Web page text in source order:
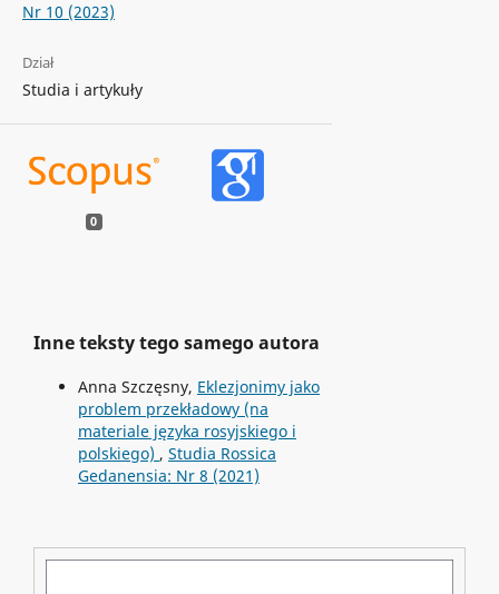
Nr 10 (2023)
Dział
Studia i artykuły
0
Inne teksty tego samego autora
Anna Szczęsny, Eklezjonimy jako
problem przekładowy (na
materiale języka rosyjskiego i
polskiego) , Studia Rossica
Gedanensia: Nr 8 (2021)